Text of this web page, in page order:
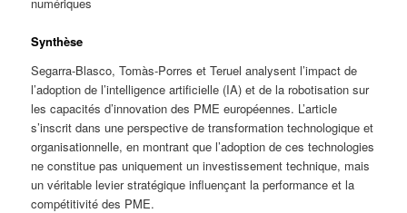
Synthèse
Segarra-Blasco, Tomàs-Porres et Teruel analysent l’impact de
l’adoption de l’intelligence artificielle (IA) et de la robotisation sur
les capacités d’innovation des PME européennes. L’article
s’inscrit dans une perspective de transformation technologique et
organisationnelle, en montrant que l’adoption de ces technologies
ne constitue pas uniquement un investissement technique, mais
un véritable levier stratégique influençant la performance et la
compétitivité des PME.